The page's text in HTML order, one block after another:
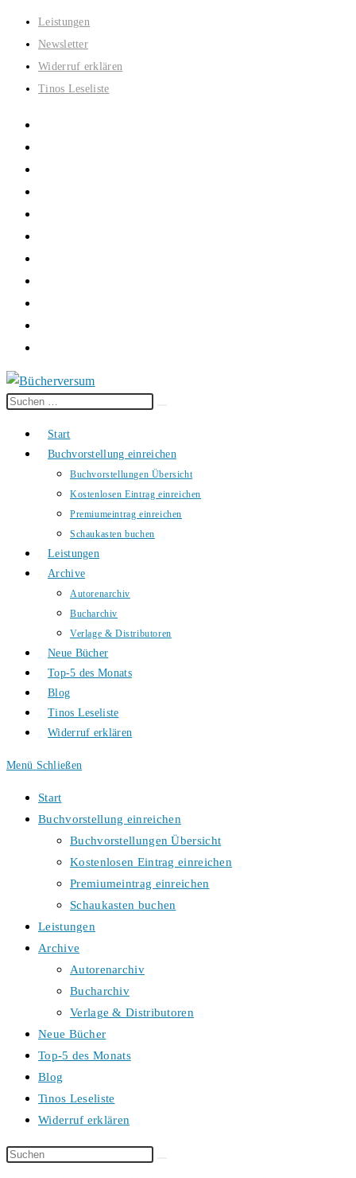
Zum
Inhalt
springen
Leistungen
Newsletter
Widerruf erklären
Tinos Leseliste
Diese
durchsuchen
Start
Buchvorstellung einreichen
Buchvorstellungen Übersicht
Kostenlosen Eintrag einreichen
Premiumeintrag einreichen
Schaukasten buchen
Leistungen
Archive
Autorenarchiv
Bucharchiv
Verlage & Distributoren
Neue Bücher
Top-5 des Monats
Blog
Tinos Leseliste
Widerruf erklären
Menü Schließen
Start
Buchvorstellung einreichen
Buchvorstellungen Übersicht
Kostenlosen Eintrag einreichen
Premiumeintrag einreichen
Schaukasten buchen
Leistungen
Archive
Autorenarchiv
Bucharchiv
Verlage & Distributoren
Neue Bücher
Top-5 des Monats
Blog
Tinos Leseliste
Widerruf erklären
Diese